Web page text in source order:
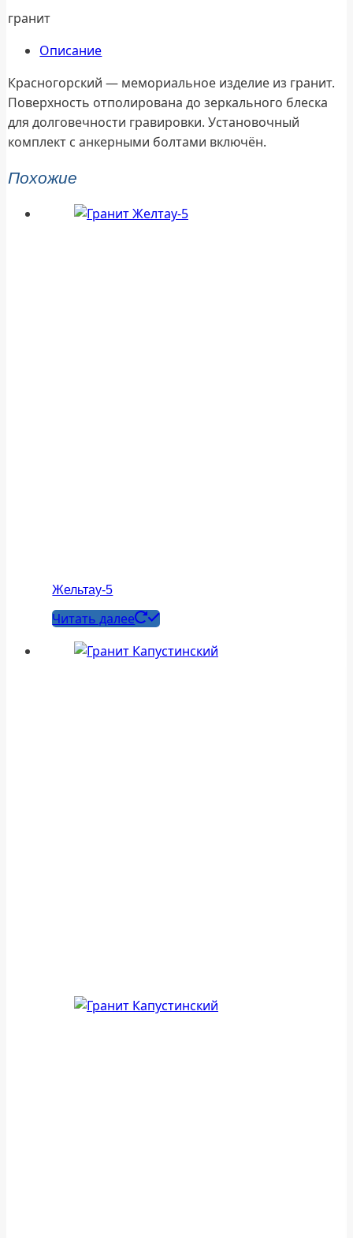
гранит
Описание
Красногорский — мемориальное изделие из гранит.
Поверхность отполирована до зеркального блеска
для долговечности гравировки. Установочный
комплект с анкерными болтами включён.
Похожие
Жельтау-5
Читать далее